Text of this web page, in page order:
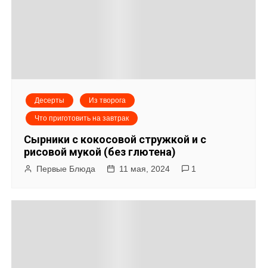
м
Десерты Из творога
Что приготовить на завтрак
Сырники с кокосовой стружкой и с
рисовой мукой (без глютена)
Первые Блюда 11 мая, 2024 1